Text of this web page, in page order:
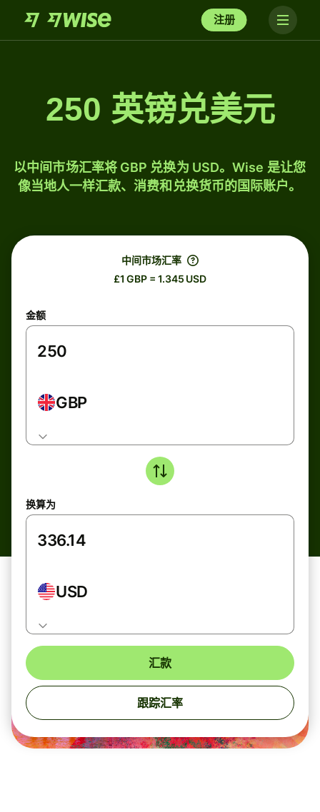
注册
250 英镑兑美元
以中间市场汇率将 GBP 兑换为 USD。Wise 是让您
像当地人一样汇款、消费和兑换货币的国际账户。
中间市场汇率
£1 GBP = 1.345 USD
金额
GBP
换算为
USD
汇款
跟踪汇率